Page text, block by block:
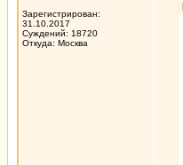
Зарегистрирован:
31.10.2017
Суждений: 18720
Откуда: Москва